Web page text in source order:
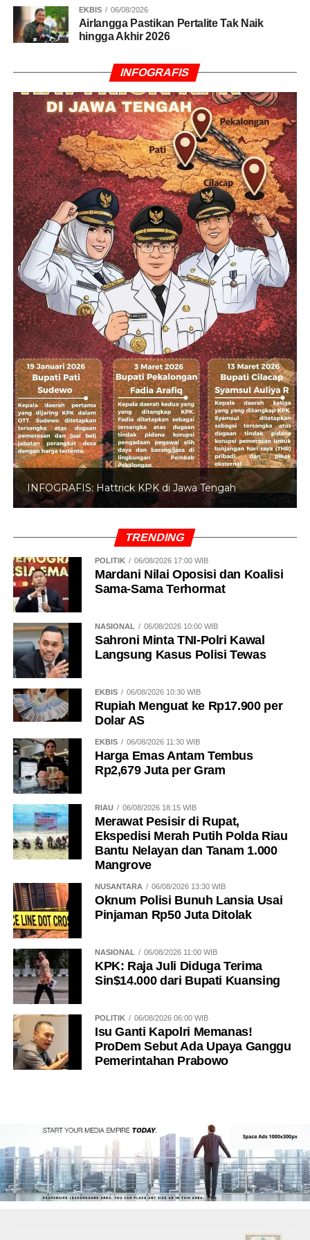
November 2024.(Micko)
BLUERAY CARGO HUKUM
KORUPSI BEA CUKAI
KPK
PENGADILAN NEGERI
PENGADILAN NEGERI JAKARTA PUSAT
PERSIDANGAN KORUPSI
UP NEXT
DPR Apresiasi Pengungkapan Narkoba Cair
dalam Vape Senilai Rp4,7 Miliar di Jawa Timur
DON'T MISS
DPR Desak Polisi Tangkap Debt Collector yang
Intimidasi Pemilik Fortuner di Bekasi
EKBIS 06/08/2026
Airlangga Pastikan Pertalite Tak Naik
hingga Akhir 2026
INFOGRAFIS
INFOGRAFIS: Hattrick KPK di Jawa Tengah
TRENDING
POLITIK 06/08/2026 17:00 WIB
Mardani Nilai Oposisi dan Koalisi
Sama-Sama Terhormat
NASIONAL 06/08/2026 10:00 WIB
Sahroni Minta TNI-Polri Kawal
Langsung Kasus Polisi Tewas
EKBIS 06/08/2026 10:30 WIB
Rupiah Menguat ke Rp17.900 per
Dolar AS
EKBIS 06/08/2026 11:30 WIB
Harga Emas Antam Tembus
Rp2,679 Juta per Gram
RIAU 06/08/2026 18:15 WIB
Merawat Pesisir di Rupat,
Ekspedisi Merah Putih Polda Riau
Bantu Nelayan dan Tanam 1.000
Mangrove
NUSANTARA 06/08/2026 13:30 WIB
Oknum Polisi Bunuh Lansia Usai
Pinjaman Rp50 Juta Ditolak
NASIONAL 06/08/2026 11:00 WIB
KPK: Raja Juli Diduga Terima
Sin$14.000 dari Bupati Kuansing
POLITIK 06/08/2026 06:00 WIB
Isu Ganti Kapolri Memanas!
ProDem Sebut Ada Upaya Ganggu
Pemerintahan Prabowo